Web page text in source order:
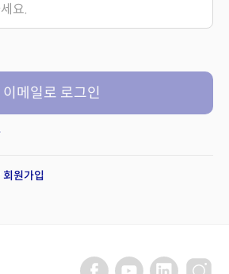
이메일로 로그인
회원가입